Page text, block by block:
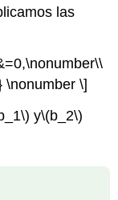
las
\nonumber \]
y\(b_2\)